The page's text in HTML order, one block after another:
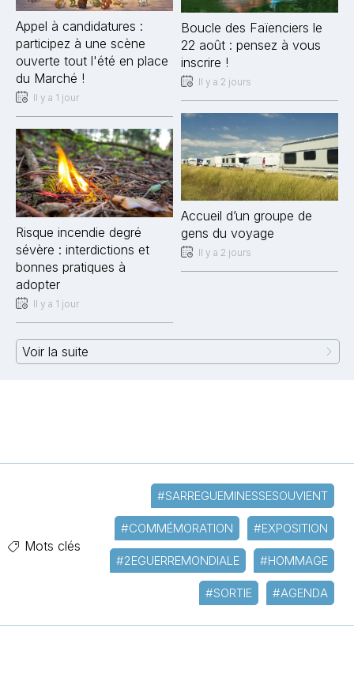
Appel à candidatures :
participez à une scène
ouverte tout l'été en place
du Marché !
Il y a 1 jour
Risque incendie degré
sévère : interdictions et
bonnes pratiques à
adopter
Il y a 1 jour
Boucle des Faïenciers le
22 août : pensez à vous
inscrire !
Il y a 2 jours
Accueil d’un groupe de
gens du voyage
Il y a 2 jours
Voir la suite
Mots clés
#SARREGUEMINESSESOUVIENT
#COMMÉMORATION #EXPOSITION
#2EGUERREMONDIALE #HOMMAGE
#SORTIE #AGENDA